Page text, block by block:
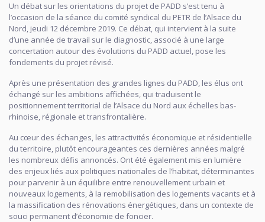
Un débat sur les orientations du projet de PADD s’est tenu à
l’occasion de la séance du comité syndical du PETR de l’Alsace du
Nord, jeudi 12 décembre 2019. Ce débat, qui intervient à la suite
d’une année de travail sur le diagnostic, associé à une large
concertation autour des évolutions du PADD actuel, pose les
fondements du projet révisé.
Après une présentation des grandes lignes du PADD, les élus ont
échangé sur les ambitions affichées, qui traduisent le
positionnement territorial de l’Alsace du Nord aux échelles bas-
rhinoise, régionale et transfrontalière.
Au cœur des échanges, les attractivités économique et résidentielle
du territoire, plutôt encourageantes ces dernières années malgré
les nombreux défis annoncés. Ont été également mis en lumière
des enjeux liés aux politiques nationales de l’habitat, déterminantes
pour parvenir à un équilibre entre renouvellement urbain et
nouveaux logements, à la remobilisation des logements vacants et à
la massification des rénovations énergétiques, dans un contexte de
souci permanent d’économie de foncier.